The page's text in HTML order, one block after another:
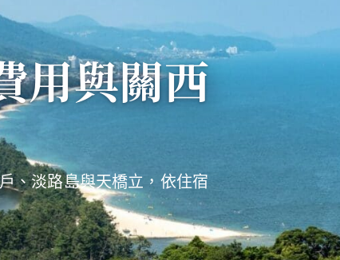
用與關西
、淡路島與天橋立，依住宿